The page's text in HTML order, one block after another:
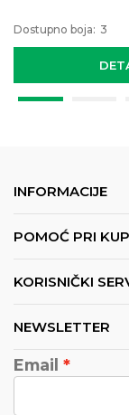
Dostupno boja: 3
INFORMACIJE
POMOĆ PRI
KORISNIČKI
NEWSLETTER
Email